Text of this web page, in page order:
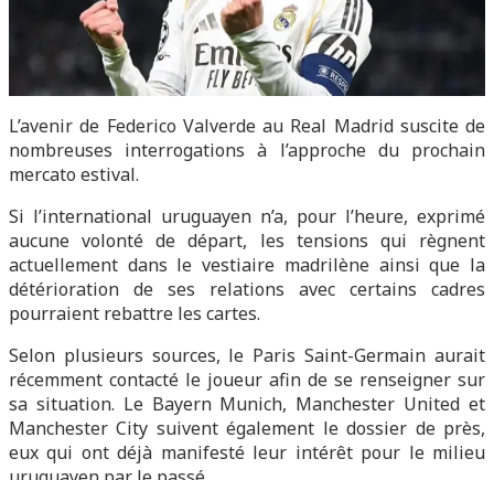
L’avenir de Federico Valverde au Real Madrid suscite de
nombreuses interrogations à l’approche du prochain
mercato estival.
Si l’international uruguayen n’a, pour l’heure, exprimé
aucune volonté de départ, les tensions qui règnent
actuellement dans le vestiaire madrilène ainsi que la
détérioration de ses relations avec certains cadres
pourraient rebattre les cartes.
Selon plusieurs sources, le Paris Saint-Germain aurait
récemment contacté le joueur afin de se renseigner sur
sa situation. Le Bayern Munich, Manchester United et
Manchester City suivent également le dossier de près,
eux qui ont déjà manifesté leur intérêt pour le milieu